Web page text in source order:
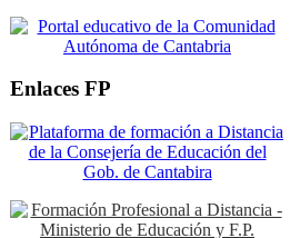
Enlaces FP